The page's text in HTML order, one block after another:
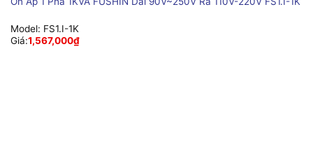
Model: FS1.I-1K
Giá:1,567,000₫